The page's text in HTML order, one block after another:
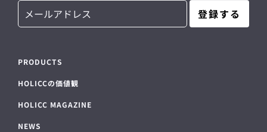
PRODUCTS
HOLICCの価値観
HOLICC MAGAZINE
NEWS
登録する